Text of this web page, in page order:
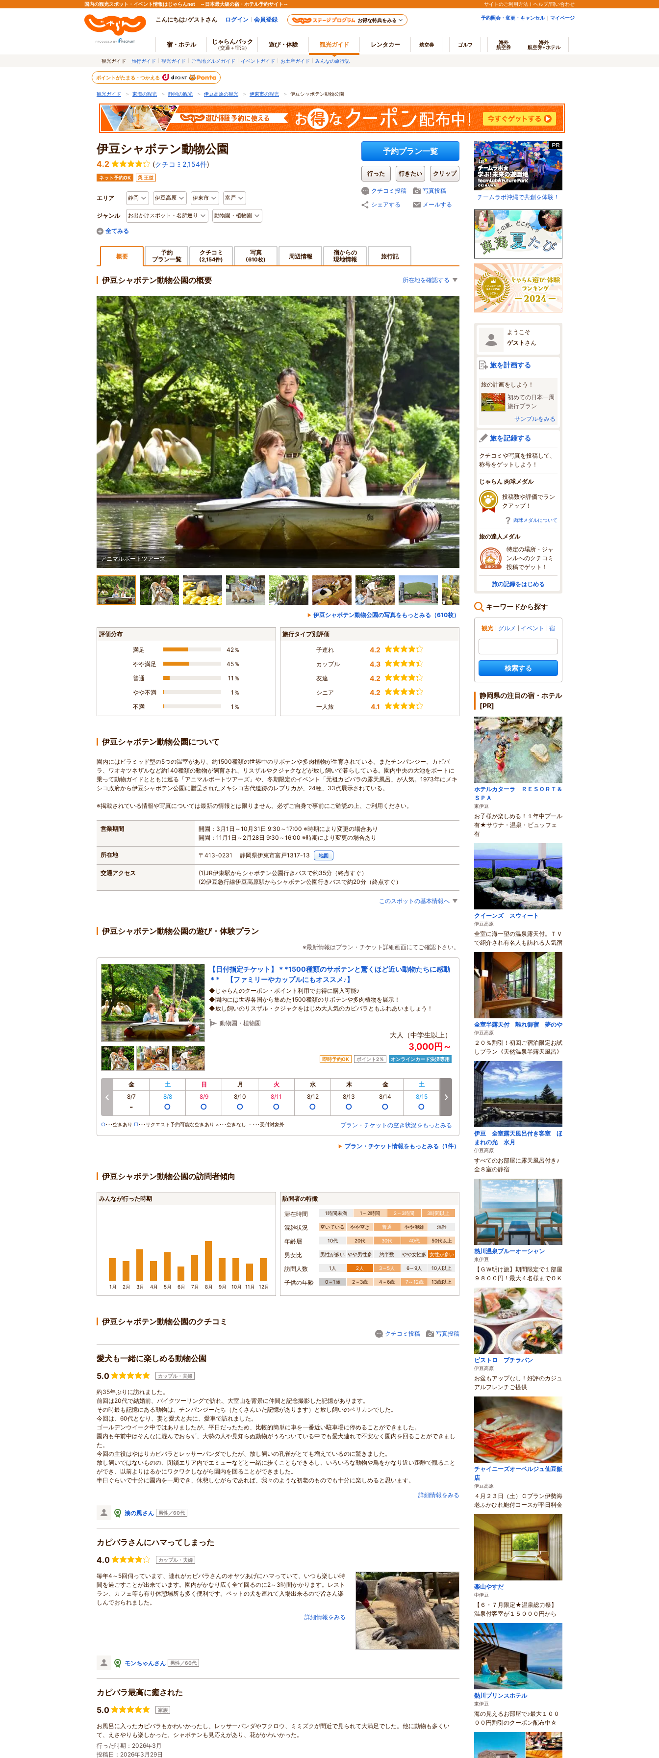
国内の観光スポット・イベント情報はじゃらんnet ～日本最大級の宿・ホテル予約サイト～ サイトのご利用方法 ヘルプ/問い合わせ
こんにちは♪ゲストさん ログイン 会員登録 お得な特典をみる 予約照会・変更・キャンセル マイページ
宿・ホテル じゃらんパック
（交通＋宿泊） 遊び・体験 観光ガイド レンタカー 航空券 ゴルフ
海外
航空券
海外
航空券+ホテル
観光ガイド 旅行ガイド 観光ガイド ご当地グルメガイド イベントガイド お土産ガイド みんなの旅行記
ポイントがたまる・つかえる
観光ガイド ＞ 東海の観光 ＞ 静岡の観光 ＞ 伊豆高原の観光 ＞ 伊東市の観光 ＞ 伊豆シャボテン動物公園
伊豆シャボテン動物公園
4.2 (クチコミ2,154件)
ネット予約OK 王道
エリア 静岡 伊豆高原 伊東市 富戸
ジャンル お出かけスポット・名所巡り 動物園・植物園
予約プラン一覧
行った 行きたい クリップ
クチコミ投稿
写真投稿
シェアする
メールする
概要
予約
プラン一覧
クチコミ
(2,154件)
写真
(610枚) 周辺情報
宿からの
現地情報
旅行記
伊豆シャボテン動物公園の概要 所在地を確認する
アニマルボートツアーズ アニマルボートツアーズ、ワオキツネザルの島
伊豆シャボテン動物公園の写真をもっとみる（610枚）
評価分布
満足
42％
やや満足
45％
普通
11％
やや不満
1％
不満
1％
旅行タイプ別評価
子連れ 4.2
カップル 4.3
友達 4.2
シニア 4.2
一人旅 4.1
伊豆シャボテン動物公園について
園内にはピラミッド型の5つの温室があり、約1500種類の世界中のサボテンや多肉植物が生育されている。またチンパンジー、カピバ
ラ、ワオキツネザルなど約140種類の動物が飼育され、リスザルやクジャクなどが放し飼いで暮らしている。園内中央の大池をボートに
乗って動物ガイドとともに巡る「アニマルボートツアーズ」や、冬期限定のイベント「元祖カピバラの露天風呂」が人気。1973年にメキ
シコ政府から伊豆シャボテン公園に贈呈されたメキシコ古代遺跡のレプリカが、24種、33点展示されている。
※掲載されている情報や写真については最新の情報とは限りません。必ずご自身で事前にご確認の上、ご利用ください。
営業期間
開園：3月1日～10月31日 9:30～17:00 ※時期により変更の場合あり
開園：11月1日～2月28日 9:30～16:00 ※時期により変更の場合あり
所在地 〒413-0231 静岡県伊東市富戸1317-13 地図
交通アクセス
(1)JR伊東駅からシャボテン公園行きバスで約35分（終点すぐ）
(2)伊豆急行線伊豆高原駅からシャボテン公園行きバスで約20分（終点すぐ）
このスポットの基本情報へ
伊豆シャボテン動物公園の遊び・体験プラン
※最新情報はプラン・チケット詳細画面にてご確認下さい。
【日付指定チケット】＊*1500種類のサボテンと驚くほど近い動物たちに感動
＊* 【ファミリーやカップルにもオススメ♪】
◆じゃらんのクーポン・ポイント利用でお得に購入可能♪
◆園内には世界各国から集めた1500種類のサボテンや多肉植物を展示！
◆放し飼いのリスザル・クジャクをはじめ大人気のカピバラともふれあいましょう！
動物園・植物園
大人（中学生以上）
3,000円～
即時予約OK ポイント2％ オンラインカード決済専用
金 土 日 月 火 水 木 金 土 月 火
8/7
-
8/8
○
8/9
○
8/10
○
8/11
○
8/12
○
8/13
○
8/14
○
8/15
○
8/17
○
8/18
○
8/19
○･･･空きあり □･･･リクエスト予約可能な空きあり ×･･･空きなし －･･･受付対象外 プラン・チケットの空き状況をもっとみる
プラン・チケット情報をもっとみる（1件）
伊豆シャボテン動物公園の訪問者傾向
みんなが行った時期
1月 2月 3月 4月 5月 6月 7月 8月 9月 10月 11月 12月
訪問者の特徴
滞在時間 1時間未満 1～2時間 2～3時間 3時間以上
混雑状況 空いている やや空き 普通 やや混雑 混雑
年齢層 10代 20代 30代 40代 50代以上
男女比 男性が多い やや男性多 約半数 やや女性多 女性が多い
訪問人数 1人 2人 3～5人 6～9人 10人以上
子供の年齢 0～1歳 2～3歳 4～6歳 7～12歳 13歳以上
伊豆シャボテン動物公園のクチコミ
クチコミ投稿 写真投稿
愛犬も一緒に楽しめる動物公園
5.0
カップル・夫婦
約35年ぶりに訪れました。
前回は20代で結婚前、バイクツーリングで訪れ、大室山を背景に仲間と記念撮影した記憶があります。
その時最も記憶にある動物は、チンパンジーたち（たくさんいた記憶があります）と放し飼いのペリカンでした。
今回は、60代となり、妻と愛犬と共に、愛車で訪れました。
ゴールデンウイーク中ではありましたが、平日だったため、比較的簡単に車を一番近い駐車場に停めることができました。
園内も午前中はそんなに混んでおらず、大勢の人や見知らぬ動物がうろついている中でも愛犬連れで不安なく園内を回ることができまし
た。
今回の主役はやはりカピバラとレッサーパンダでしたが、放し飼いの孔雀がとても増えているのに驚きました。
放し飼いではないものの、閉鎖エリア内でエミューなどと一緒に歩くこともできるし、いろいろな動物や鳥をかなり近い距離で観ること
ができ、以前よりはるかにワクワクしながら園内を回ることができました。
半日ぐらいで十分に園内を一周でき、休憩しながらであれば、我々のような初老のものでも十分に楽しめると思います。
詳細情報をみる
湊の風さん 男性／60代
カピバラさんにハマってしまった
4.0
カップル・夫婦
毎年4～5回伺っています、連れがカピバラさんのオヤツあげにハマっていて、いつも楽しい時
間を過ごすことが出来ています。園内がかなり広く全て回るのに2～3時間かかります。レスト
ラン、カフェ等も有り休憩場所も多く便利です。ペットの犬を連れて入場出来るので皆さん楽
しんでおられました。
詳細情報をみる
モンちゃんさん 男性／60代
カピバラ最高に癒された
5.0
家族
お風呂に入ったカピバラもかわいかったし、レッサーパンダやフクロウ、ミミズクが間近で見られて大満足でした。他に動物も多くい
て、えさやりも楽しかった。シャボテンも見応えがあり、花がかわいかった。
行った時期：2026年3月
投稿日：2026年3月29日
チームラボ沖縄で共創を体験！
ようこそ
ゲスト さん
旅を計画する
旅の計画をしよう！
初めての日本一周
旅行プラン
サンプルをみる
旅を記録する
クチコミや写真を投稿して、
称号をゲットしよう！
じゃらん 肉球メダル
投稿数や評価でラン
クアップ！
肉球メダルについて
旅の達人メダル
特定の場所・ジャ
ンルへのクチコミ
投稿でゲット！
旅の記録をはじめる
キーワードから探す
観光 グルメ イベント 宿
検索する
静岡県の注目の宿・ホテル
[PR]
ホテルカターラ ＲＥＳＯＲＴ＆
ＳＰＡ
東伊豆
お子様が楽しめる！１年中プール
有★サウナ・温泉・ビュッフェ
有
クイーンズ スウィート
伊豆高原
全室に海一望の温泉露天付。ＴＶ
で紹介され有名人も訪れる人気宿
全室半露天付 離れ御宿 夢のや
伊豆高原
２０％割引！初回ご宿泊限定お試
しプラン《天然温泉半露天風呂》
伊豆 全室露天風呂付き客室 ほ
まれの光 水月
伊豆高原
すべてのお部屋に露天風呂付き♪
全８室の静宿
熱川温泉ブルーオーシャン
東伊豆
【ＧＷ明け旅】期間限定で１部屋
９８００円！最大４名様までＯＫ
ビストロ プチラパン
伊豆高原
お盆もアップなし！好評のカジュ
アルフレンチご提供
チャイニーズオーベルジュ仙豆飯
店
伊豆高原
４月２３日（土）Ｃプラン伊勢海
老ふかひれ鮑付コースが平日料金
楽山やすだ
中伊豆
【６・７月限定★温泉総力祭】
温泉付客室が１５０００円から
熱川プリンスホテル
東伊豆
海の見えるお部屋で♪最大１００
００円割引のクーポン配布中☆